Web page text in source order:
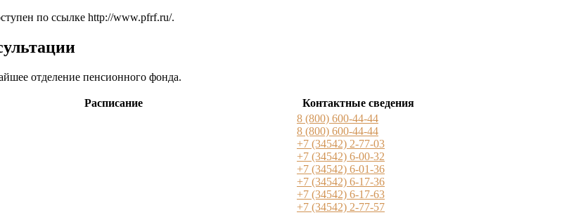
по ссылке http://www.pfrf.ru/.
отделение пенсионного фонда.
Расписание Контактные сведения
8 (800) 600-44-44
8 (800) 600-44-44
+7 (34542) 2-77-03
+7 (34542) 6-00-32
+7 (34542) 6-01-36
+7 (34542) 6-17-36
+7 (34542) 6-17-63
+7 (34542) 2-77-57